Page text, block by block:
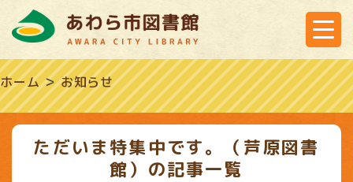
ホーム＞お知らせ
ただいま特集中です。（芦原図書
館）の記事一覧